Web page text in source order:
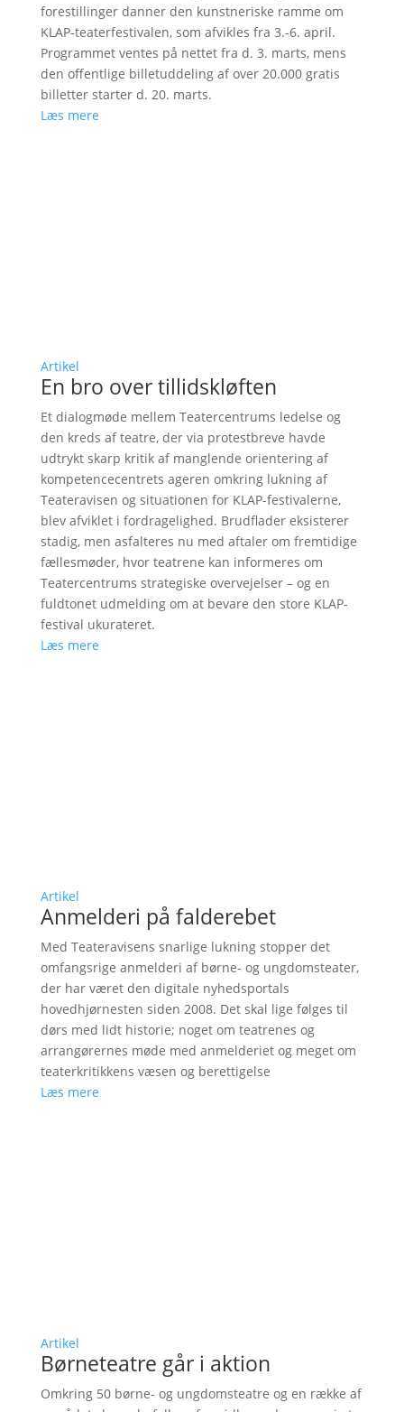
forestillinger danner den kunstneriske ramme om
KLAP-teaterfestivalen, som afvikles fra 3.-6. april.
Programmet ventes på nettet fra d. 3. marts, mens
den offentlige billetuddeling af over 20.000 gratis
billetter starter d. 20. marts.
Læs mere
Artikel
En bro over tillidskløften
Et dialogmøde mellem Teatercentrums ledelse og
den kreds af teatre, der via protestbreve havde
udtrykt skarp kritik af manglende orientering af
kompetencecentrets ageren omkring lukning af
Teateravisen og situationen for KLAP-festivalerne,
blev afviklet i fordragelighed. Brudflader eksisterer
stadig, men asfalteres nu med aftaler om fremtidige
fællesmøder, hvor teatrene kan informeres om
Teatercentrums strategiske overvejelser – og en
fuldtonet udmelding om at bevare den store KLAP-
festival ukurateret.
Læs mere
Artikel
Anmelderi på falderebet
Med Teateravisens snarlige lukning stopper det
omfangsrige anmelderi af børne- og ungdomsteater,
der har været den digitale nyhedsportals
hovedhjørnesten siden 2008. Det skal lige følges til
dørs med lidt historie; noget om teatrenes og
arrangørernes møde med anmelderiet og meget om
teaterkritikkens væsen og berettigelse
Læs mere
Artikel
Børneteatre går i aktion
Omkring 50 børne- og ungdomsteatre og en række af